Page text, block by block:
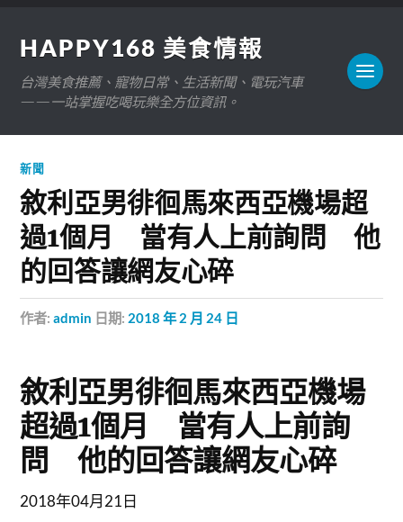
HAPPY168 美食情報
台灣美食推薦、寵物日常、生活新聞、電玩汽車
——一站掌握吃喝玩樂全方位資訊。
新聞
敘利亞男徘徊馬來西亞機場超
過1個月 當有人上前詢問 他
的回答讓網友心碎
作者:admin 日期: 2018 年 2 月 24 日
敘利亞男徘徊馬來西亞機場
超過1個月 當有人上前詢
問 他的回答讓網友心碎
2018年04月21日